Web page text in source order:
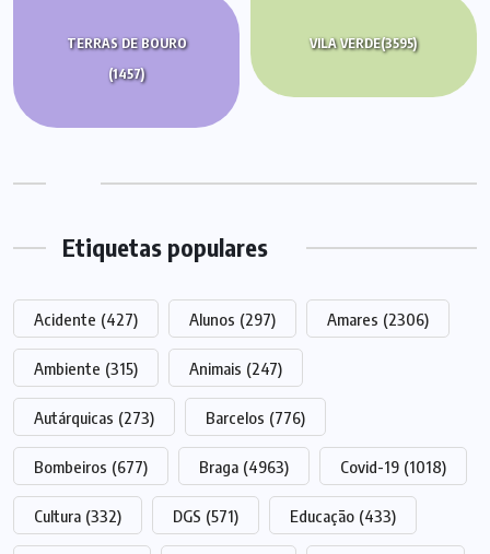
TERRAS DE BOURO
(1457)
VILA VERDE(3595)
Etiquetas populares
Acidente (427) Alunos (297) Amares (2306)
Ambiente (315) Animais (247)
Autárquicas (273) Barcelos (776)
Bombeiros (677) Braga (4963) Covid-19 (1018)
Cultura (332) DGS (571) Educação (433)